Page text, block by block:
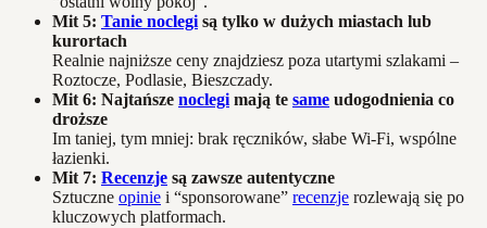
Mit 5: Tanie noclegi są tylko w dużych miastach lub
kurortach
Realnie najniższe ceny znajdziesz poza utartymi szlakami –
Roztocze, Podlasie, Bieszczady.
Mit 6: Najtańsze noclegi mają te same udogodnienia co
droższe
Im taniej, tym mniej: brak ręczników, słabe Wi-Fi, wspólne
łazienki.
Mit 7: Recenzje są zawsze autentyczne
Sztuczne opinie i “sponsorowane” recenzje rozlewają się po
kluczowych platformach.